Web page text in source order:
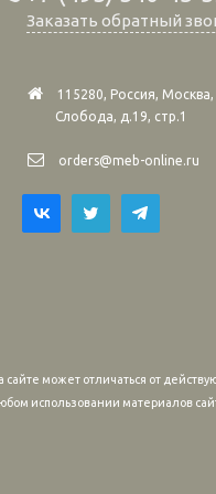
Заказать обратный
115280, Россия,
Слобода, д.19, стр.1
orders@meb-online.ru
может отличаться от
использовании материалов